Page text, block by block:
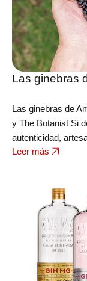
Las ginebras
Las ginebras de
y The Botanist Si
autenticidad,
Leer más